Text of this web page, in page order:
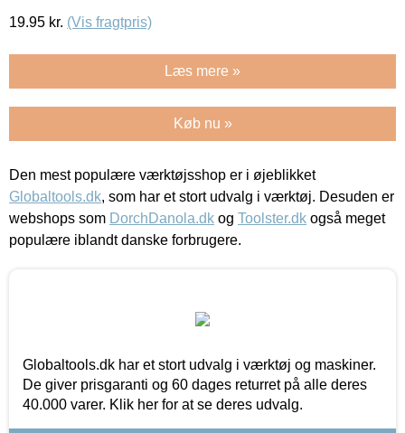
19.95 kr. (Vis fragtpris)
Læs mere »
Køb nu »
Den mest populære værktøjsshop er i øjeblikket
Globaltools.dk, som har et stort udvalg i værktøj. Desuden er
webshops som DorchDanola.dk og Toolster.dk også meget
populære iblandt danske forbrugere.
Globaltools.dk har et stort udvalg i værktøj og maskiner.
De giver prisgaranti og 60 dages returret på alle deres
40.000 varer. Klik her for at se deres udvalg.